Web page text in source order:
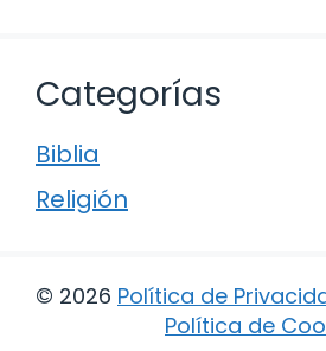
Categorías
Biblia
Religión
© 2026 Política de
Política de